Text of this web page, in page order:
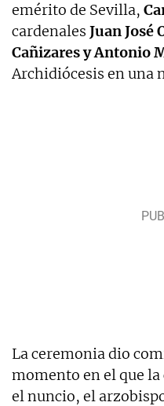
emérito de Sevilla,
cardenales Juan José
Cañizares y Antonio
Archidiócesis en una
La ceremonia dio
momento en el que
el nuncio, el